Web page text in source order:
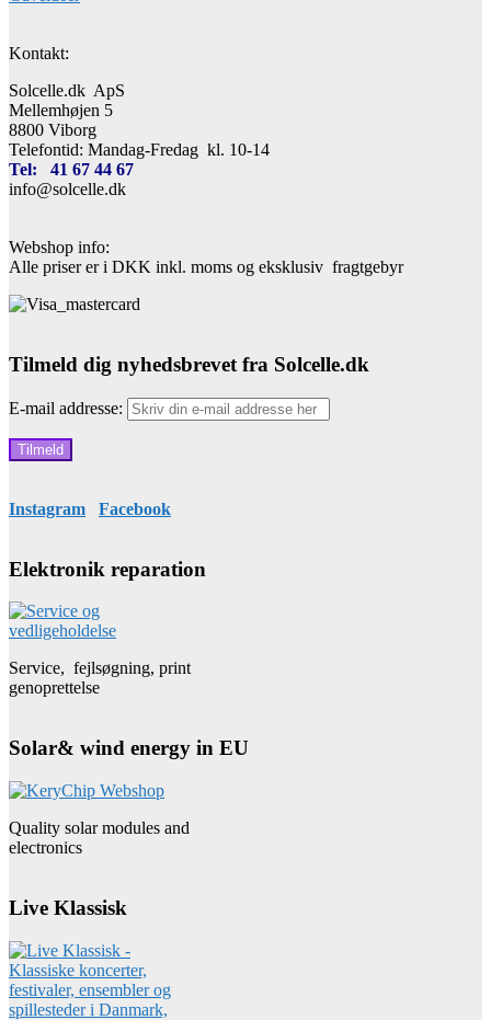
Kontakt:
Solcelle.dk ApS
Mellemhøjen 5
8800 Viborg
Telefontid: Mandag-Fredag kl. 10-14
Tel: 41 67 44 67
info@solcelle.dk
Webshop info:
Alle priser er i DKK inkl. moms og eksklusiv fragtgebyr
Tilmeld dig nyhedsbrevet fra Solcelle.dk
E-mail addresse:
Instagram Facebook
Elektronik reparation
Service, fejlsøgning, print
genoprettelse
Solar& wind energy in EU
Quality solar modules and
electronics
Live Klassisk